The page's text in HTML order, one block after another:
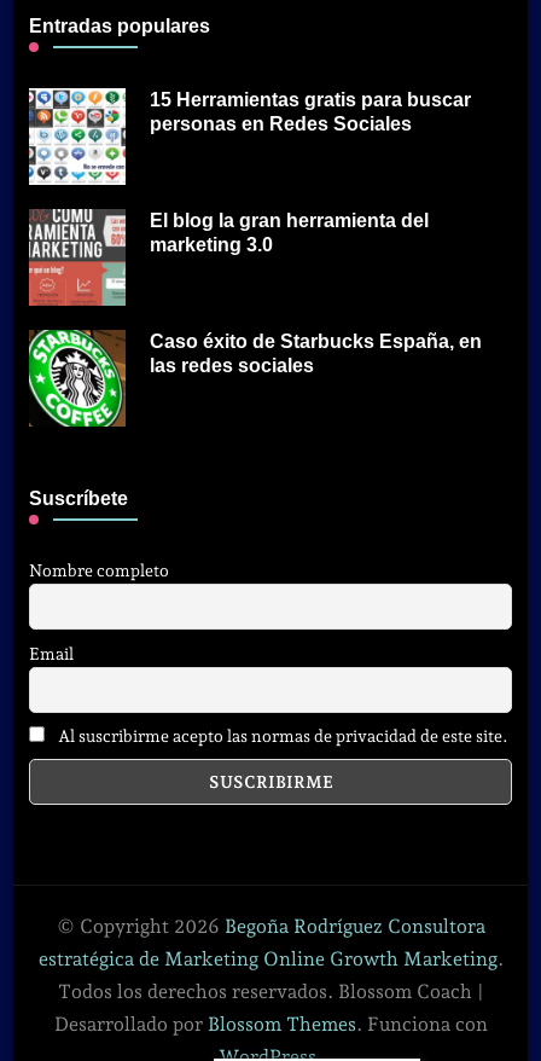
Entradas populares
15 Herramientas gratis para buscar
personas en Redes Sociales
El blog la gran herramienta del
marketing 3.0
Caso éxito de Starbucks España, en
las redes sociales
Suscríbete
Nombre completo
Email
Al suscribirme acepto las normas de privacidad de este site.
© Copyright 2026 Begoña Rodríguez Consultora
estratégica de Marketing Online Growth Marketing.
Todos los derechos reservados. Blossom Coach |
Desarrollado por Blossom Themes. Funciona con